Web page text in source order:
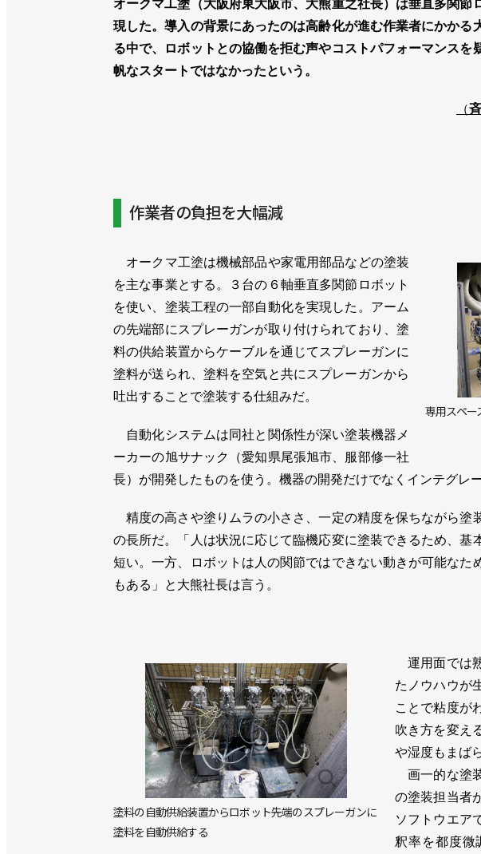
オークマ工塗（大阪府東大阪市、大熊重之社長）は垂直多関節
現した。導入の背景にあったのは高齢化が進む作業者にかかる
る中で、ロボットとの協働を拒む声やコストパフォーマンスを
帆なスタートではなかったという。
（
作業者の負担を大幅減
専用スペー
オークマ工塗は機械部品や家電用部品などの塗装
を主な事業とする。３台の６軸垂直多関節ロボット
を使い、塗装工程の一部自動化を実現した。アーム
の先端部にスプレーガンが取り付けられており、塗
料の供給装置からケーブルを通じてスプレーガンに
塗料が送られ、塗料を空気と共にスプレーガンから
吐出することで塗装する仕組みだ。
自動化システムは同社と関係性が深い塗装機器メ
ーカーの旭サナック（愛知県尾張旭市、服部修一社
長）が開発したものを使う。機器の開発だけでなくインテグレ
精度の高さや塗りムラの小ささ、一定の精度を保ちながら塗
の長所だ。「人は状況に応じて臨機応変に塗装できるため、基
短い。一方、ロボットは人の関節ではできない動きが可能なた
もある」と大熊社長は言う。
塗料の自動供給装置からロボット先端のスプレーガンに
塗料を自動供給する
運用面では
たノウハウが
ことで粘度が
吹き方を変え
や湿度もまば
画一的な塗
の塗装担当者
ソフトウエア
釈率を都度微